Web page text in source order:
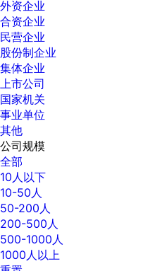
外资企业
合资企业
民营企业
股份制企业
集体企业
上市公司
国家机关
事业单位
其他
公司规模
全部
10人以下
10-50人
50-200人
200-500人
500-1000人
1000人以上